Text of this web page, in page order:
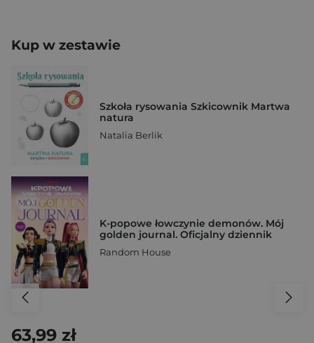
Kup w zestawie
Szkoła rysowania Szkicownik Martwa
natura
Natalia Berlik
K-popowe łowczynie demonów. Mój
golden journal. Oficjalny dziennik
Random House
63,99 zł